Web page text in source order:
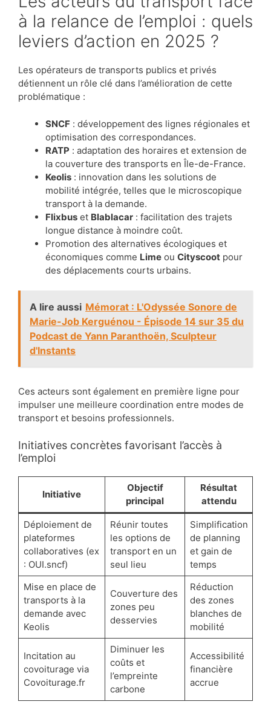
à la relance de l’emploi : quels
leviers d’action en 2025 ?
Les opérateurs de transports publics et privés
détiennent un rôle clé dans l’amélioration de cette
problématique :
SNCF : développement des lignes régionales et
optimisation des correspondances.
RATP : adaptation des horaires et extension de
la couverture des transports en Île-de-France.
Keolis : innovation dans les solutions de
mobilité intégrée, telles que le microscopique
transport à la demande.
Flixbus et Blablacar : facilitation des trajets
longue distance à moindre coût.
Promotion des alternatives écologiques et
économiques comme Lime ou Cityscoot pour
des déplacements courts urbains.
A lire aussi Mémorat : L'Odyssée Sonore de
Marie-Job Kerguénou - Épisode 14 sur 35 du
Podcast de Yann Paranthoën, Sculpteur
d'Instants
Ces acteurs sont également en première ligne pour
impulser une meilleure coordination entre modes de
transport et besoins professionnels.
Initiatives concrètes favorisant l’accès à
l’emploi
Initiative
Objectif
principal
Résultat
attendu
Déploiement de
plateformes
collaboratives (ex
: OUI.sncf)
Réunir toutes
les options de
transport en un
seul lieu
Simplification
de planning
et gain de
temps
Mise en place de
transports à la
demande avec
Keolis
Couverture des
zones peu
desservies
Réduction
des zones
blanches de
mobilité
Incitation au
covoiturage via
Covoiturage.fr
Diminuer les
coûts et
l’empreinte
carbone
Accessibilité
financière
accrue